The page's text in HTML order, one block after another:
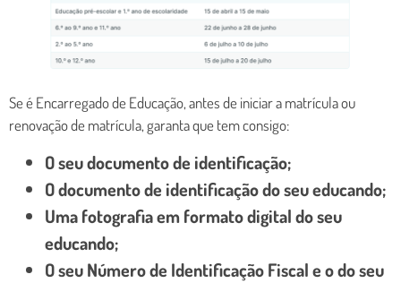
Se é Encarregado de Educação, antes de iniciar a matrícula ou
renovação de matrícula, garanta que tem consigo:
O seu documento de identificação;
O documento de identificação do seu educando;
Uma fotografia em formato digital do seu
educando;
O seu Número de Identificação Fiscal e o do seu